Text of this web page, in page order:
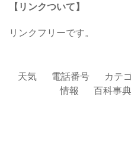
【リンクついて】
リンクフリーです。
天気 電話番号 カテ
情報
百科事典